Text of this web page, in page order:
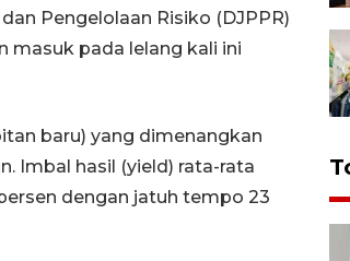
Pengelolaan Risiko (DJPPR)
masuk pada lelang kali ini
baru) yang dimenangkan
Imbal hasil (yield) rata-rata
dengan jatuh tempo 23